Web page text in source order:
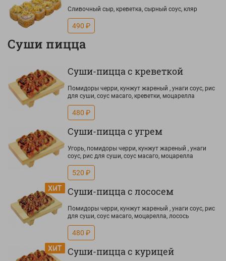
Сливочный сыр, креветка, сырный соус, кляр
490 ₽
Суши пицца
Суши-пицца с креветкой
Помидоры черри, кунжут жареный , унаги соус, рис
для суши, соус масаго, креветки, моцарелла
480 ₽
Суши-пицца с угрем
Угорь, помидоры черри, кунжут жареный , унаги
соус, рис для суши, соус масаго, моцарелла
520 ₽
Суши-пицца с лососем
Помидоры черри, кунжут жареный , унаги соус, рис
для суши, соус масаго, моцарелла, лосось
480 ₽
Суши-пицца с курицей